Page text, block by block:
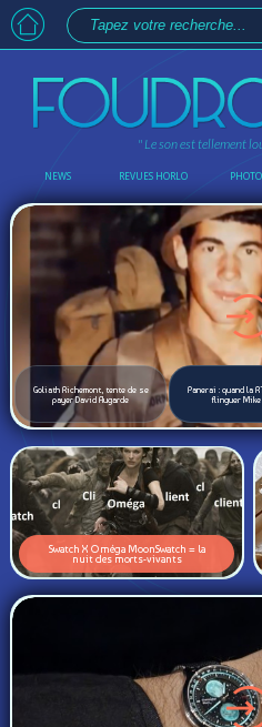
" Le son est tellement
NEWS REVUES HORLO
Goliath Richemont, tente de se
payer David Augarde
Panerai : quand la
flinguer Mike
Swatch X Oméga MoonSwatch = la
nuit des morts-vivants